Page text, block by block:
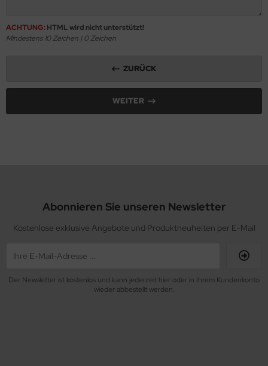
ACHTUNG: HTML wird nicht unterstützt!
Mindestens 10 Zeichen |0Zeichen
ZURÜCK
WEITER
Abonnieren Sie unseren Newsletter
Kostenlose exklusive Angebote und Produktneuheiten per E-Mail
Der Newsletter ist kostenlos und kann jederzeit hier oder in Ihrem Kundenkonto
wieder abbestellt werden.